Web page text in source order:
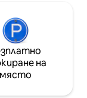
на
място